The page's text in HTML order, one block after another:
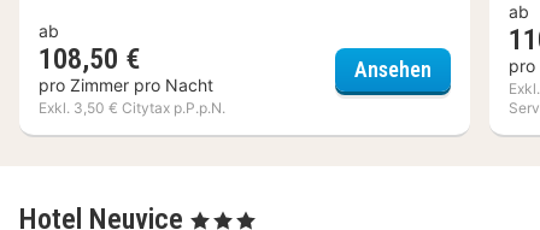
ab
108,50 €
pro Zimmer pro Nacht
Exkl. 3,50 € Citytax p.P.p.N.
Ansehen Hotel
ab
pro
Hotel Neuvice , 3 Sterne